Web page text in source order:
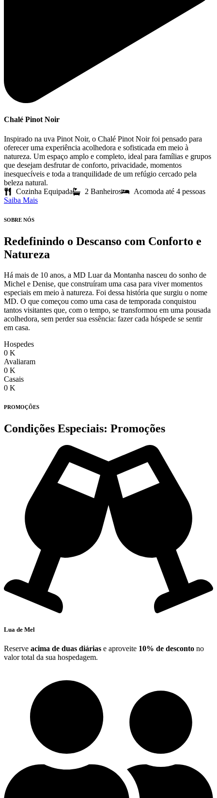
Chalé Pinot Noir
Inspirado na uva Pinot Noir, o Chalé Pinot Noir foi pensado para
oferecer uma experiência acolhedora e sofisticada em meio à
natureza. Um espaço amplo e completo, ideal para famílias e grupos
que desejam desfrutar de conforto, privacidade, momentos
inesquecíveis e toda a tranquilidade de um refúgio cercado pela
beleza natural.
Cozinha Equipada
2 Banheiros
Acomoda até 4 pessoas
Saiba Mais
SOBRE NÓS
Redefinindo o Descanso com Conforto e
Natureza
Há mais de 10 anos, a MD Luar da Montanha nasceu do sonho de
Michel e Denise, que construíram uma casa para viver momentos
especiais em meio à natureza. Foi dessa história que surgiu o nome
MD. O que começou como uma casa de temporada conquistou
tantos visitantes que, com o tempo, se transformou em uma pousada
acolhedora, sem perder sua essência: fazer cada hóspede se sentir
em casa.
Hospedes
0 K
Avaliaram
0 K
Casais
0 K
PROMOÇÕES
Condições Especiais: Promoções
Lua de Mel
Reserve acima de duas diárias e aproveite 10% de desconto no
valor total da sua hospedagem.